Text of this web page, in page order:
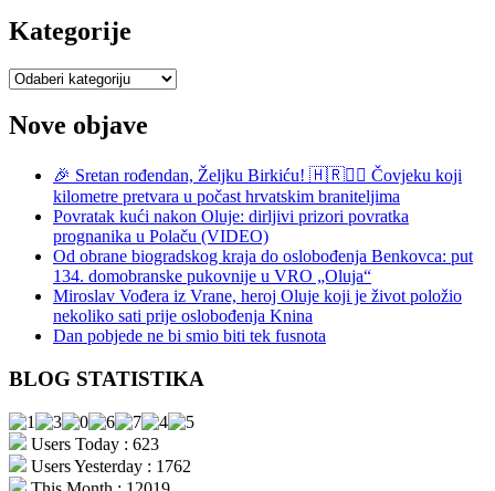
Kategorije
Kategorije
Nove objave
🎉 Sretan rođendan, Željku Birkiću! 🇭🇷🏃‍♂️ Čovjeku koji
kilometre pretvara u počast hrvatskim braniteljima
Povratak kući nakon Oluje: dirljivi prizori povratka
prognanika u Polaču (VIDEO)
Od obrane biogradskog kraja do oslobođenja Benkovca: put
134. domobranske pukovnije u VRO „Oluja“
Miroslav Vođera iz Vrane, heroj Oluje koji je život položio
nekoliko sati prije oslobođenja Knina
Dan pobjede ne bi smio biti tek fusnota
BLOG STATISTIKA
Users Today : 623
Users Yesterday : 1762